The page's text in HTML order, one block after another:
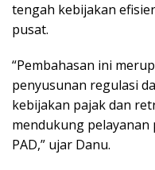
tengah kebijakan
pusat.
“Pembahasan ini
penyusunan regulasi
kebijakan pajak dan
mendukung
PAD,” ujar Danu.